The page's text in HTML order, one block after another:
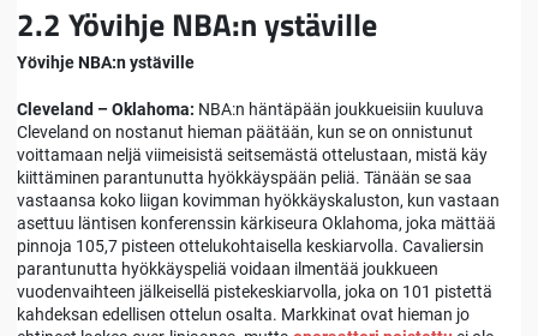
2.2 Yövihje NBA:n ystäville
Yövihje NBA:n ystäville
Cleveland – Oklahoma: NBA:n häntäpään joukkueisiin kuuluva
Cleveland on nostanut hieman päätään, kun se on onnistunut
voittamaan neljä viimeisistä seitsemästä ottelustaan, mistä käy
kiittäminen parantunutta hyökkäyspään peliä. Tänään se saa
vastaansa koko liigan kovimman hyökkäyskaluston, kun vastaan
asettuu läntisen konferenssin kärkiseura Oklahoma, joka mättää
pinnoja 105,7 pisteen ottelukohtaisella keskiarvolla. Cavaliersin
parantunutta hyökkäyspeliä voidaan ilmentää joukkueen
vuodenvaihteen jälkeisellä pistekeskiarvolla, joka on 101 pistettä
kahdeksan edellisen ottelun osalta. Markkinat ovat hieman jo